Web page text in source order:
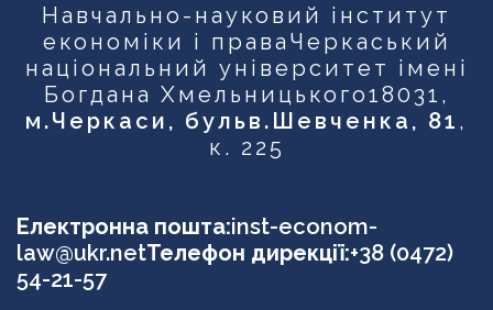
Навчально-науковий інститут
економіки і права Черкаський
національний університет імені
Богдана Хмельницького18031,
м.Черкаси, бульв.Шевченка, 81 ,
к. 225
Електронна пошта:inst-econom-
law@ukr.netТелефон дирекції:+38 (0472)
54-21-57